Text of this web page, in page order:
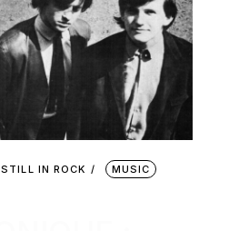
STILL IN ROCK
MUSIC